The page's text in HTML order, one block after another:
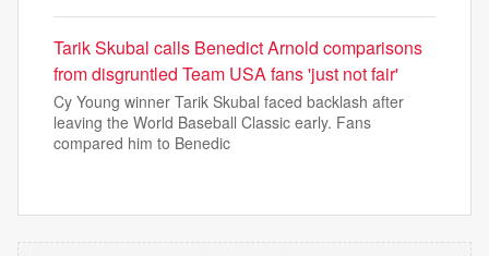
Tarik Skubal calls Benedict Arnold comparisons
from disgruntled Team USA fans 'just not fair'
Cy Young winner Tarik Skubal faced backlash after
leaving the World Baseball Classic early. Fans
compared him to Benedic